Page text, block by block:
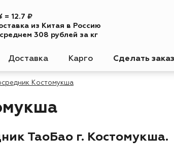
= 12.7 ₽
из Китая в Россию
308 рублей за кг
Доставка Карго Сделать заказ
Костомукша
ТаоБао г. Костомукша.